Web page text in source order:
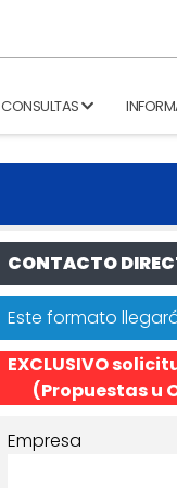
CONSULTAS
CONTACTO
Este formato
EXCLUSIVO
(Propuestas u
Empresa